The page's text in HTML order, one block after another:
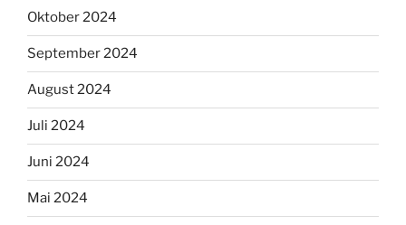
Oktober 2024
September 2024
August 2024
Juli 2024
Juni 2024
Mai 2024